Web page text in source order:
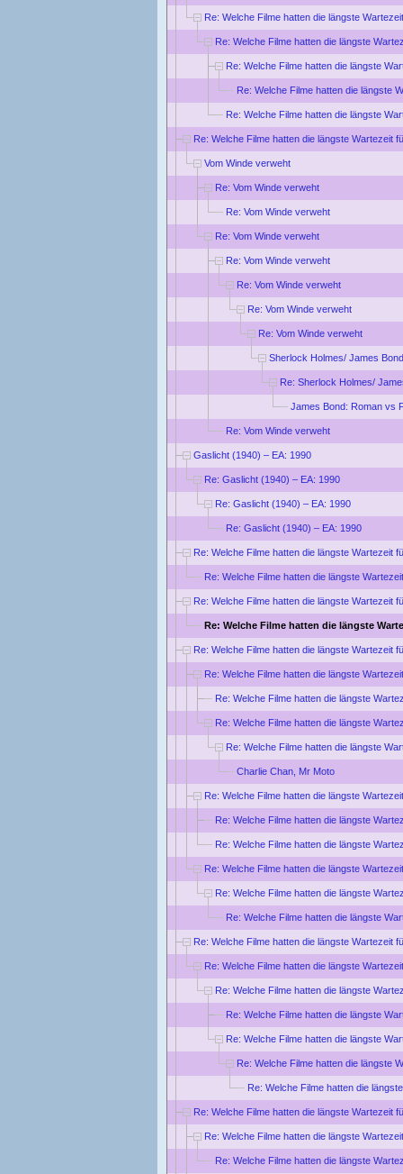
Re: Welche Filme hatten die längste
Re: Welche Filme hatten die längste
Re: Welche Filme hatten die längste
Re: Welche Filme hatten die längste
Re: Welche Filme hatten die längste
Re: Welche Filme hatten die längste Wartezeit
Vom Winde verweht
Re: Vom Winde verweht
Re: Vom Winde verweht
Re: Vom Winde verweht
Re: Vom Winde verweht
Re: Vom Winde verweht
Re: Vom Winde verweht
Re: Vom Winde verweht
Sherlock Holmes/ James
Re: Sherlock Holmes/
James Bond: Roman vs
Re: Vom Winde verweht
Gaslicht (1940) – EA: 1990
Re: Gaslicht (1940) – EA: 1990
Re: Gaslicht (1940) – EA: 1990
Re: Gaslicht (1940) – EA: 1990
Re: Welche Filme hatten die längste Wartezeit
Re: Welche Filme hatten die längste
Re: Welche Filme hatten die längste Wartezeit
Re: Welche Filme hatten die längste
Re: Welche Filme hatten die längste Wartezeit
Re: Welche Filme hatten die längste
Re: Welche Filme hatten die längste
Re: Welche Filme hatten die längste
Re: Welche Filme hatten die längste
Charlie Chan, Mr Moto
Re: Welche Filme hatten die längste
Re: Welche Filme hatten die längste
Re: Welche Filme hatten die längste
Re: Welche Filme hatten die längste
Re: Welche Filme hatten die längste
Re: Welche Filme hatten die längste
Re: Welche Filme hatten die längste Wartezeit
Re: Welche Filme hatten die längste
Re: Welche Filme hatten die längste
Re: Welche Filme hatten die längste
Re: Welche Filme hatten die längste
Re: Welche Filme hatten die längste
Re: Welche Filme hatten die
Re: Welche Filme hatten die längste Wartezeit
Re: Welche Filme hatten die längste
Re: Welche Filme hatten die längste